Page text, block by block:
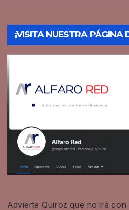
¡VISITA NUESTRA PÁGINA
Advierte Quiroz que no irá con